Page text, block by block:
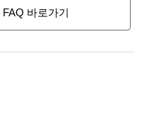
FAQ 바로가기